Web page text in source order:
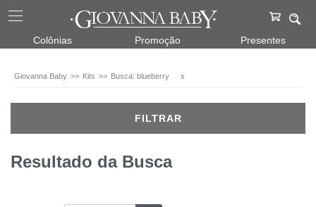
Colônias Promoção Presentes
Giovanna Baby Kits Busca: blueberry x
FILTRAR
Ela
Giovanna
Baby
Resultado da Busca